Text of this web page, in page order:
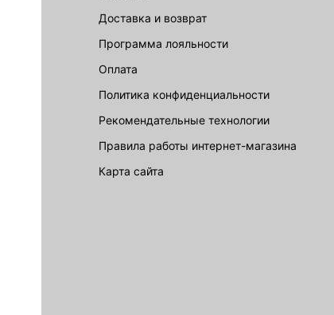
Доставка и возврат
Программа лояльности
Оплата
Политика конфиденциальности
Рекомендательные технологии
Правила работы интернет-магазина
карта сайта